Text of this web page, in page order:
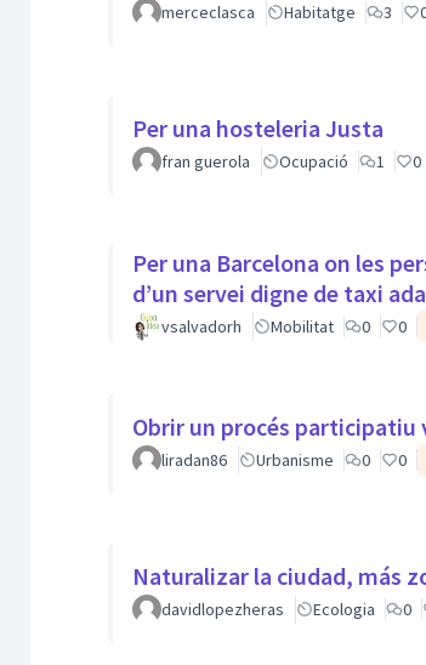
merceclasca Habitatge 3
Per una hosteleria Justa
fran guerola Ocupació 1 0
Per una Barcelona on les
d’un servei digne de taxi
vsalvadorh Mobilitat 0 0
Obrir un procés participatiu
liradan86 Urbanisme 0 0
Naturalizar la ciudad, más
davidlopezheras Ecologia 0